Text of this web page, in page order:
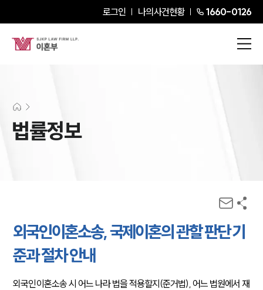
로그인 나의사건현황 1660-0126
법률정보
외국인이혼소송, 국제이혼의 관할 판단 기
준과 절차 안내
외국인이혼소송 시 어느 나라 법을 적용할지(준거법), 어느 법원에서 재